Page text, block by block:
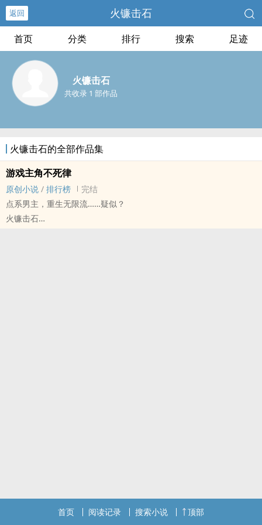
返回 火镰击石
首页 分类 排行 搜索 足迹
火镰击石
共收录 1 部作品
火镰击石的全部作品集
游戏主角不死律
原创小说 / 排行榜
完结
点系男主，重生无限流……疑似？
火镰击石
首页 阅读记录 搜索小说 顶部